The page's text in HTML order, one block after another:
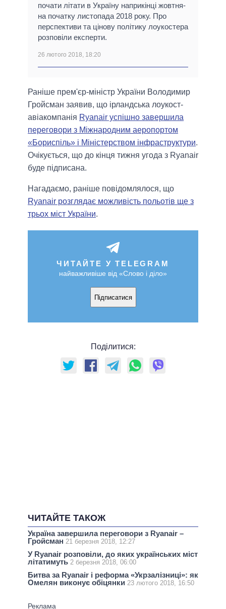
почати літати в Україну наприкінці жовтня-
на початку листопада 2018 року. Про
перспективи та цінову політику лоукостера
розповіли експерти.
26 лютого 2018, 18:20
Раніше прем'єр-міністр України Володимир
Гройсман заявив, що ірландська лоукост-
авіакомпанія Ryanair успішно завершила
переговори з Міжнародним аеропортом
«Бориспіль» і Міністерством інфраструктури.
Очікується, що до кінця тижня угода з Ryanair
буде підписана.
Нагадаємо, раніше повідомлялося, що
Ryanair розглядає можливість польотів ще з
трьох міст України.
ЧИТАЙТЕ У TELEGRAM
найважливіше від «Слово і діло»
Підписатися
Поділитися:
ЧИТАЙТЕ ТАКОЖ
Україна завершила переговори з Ryanair –
Гройсман 21 березня 2018, 12:27
У Ryanair розповіли, до яких українських міст
літатимуть 2 березня 2018, 06:00
Битва за Ryanair і реформа «Укрзалізниці»: як
Омелян виконує обіцянки 23 лютого 2018, 16:50